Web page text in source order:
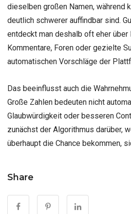
dieselben großen Namen, während
deutlich schwerer auffindbar sind.
entdeckt man deshalb oft eher über
Kommentare, Foren oder gezielte
automatischen Vorschläge der
Das beeinflusst auch die
Große Zahlen bedeuten nicht
Glaubwürdigkeit oder besseren
zunächst der Algorithmus darüber,
überhaupt die Chance bekommen,
Share